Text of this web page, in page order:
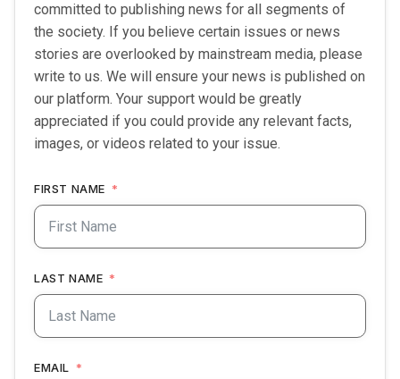
committed to publishing news for all segments of
the society. If you believe certain issues or news
stories are overlooked by mainstream media, please
write to us. We will ensure your news is published on
our platform. Your support would be greatly
appreciated if you could provide any relevant facts,
images, or videos related to your issue.
FIRST NAME
LAST NAME
EMAIL